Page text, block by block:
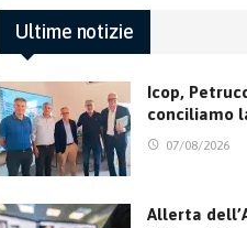
Ultime notizie
Icop,
conciliamo
07/08/2026
Allerta